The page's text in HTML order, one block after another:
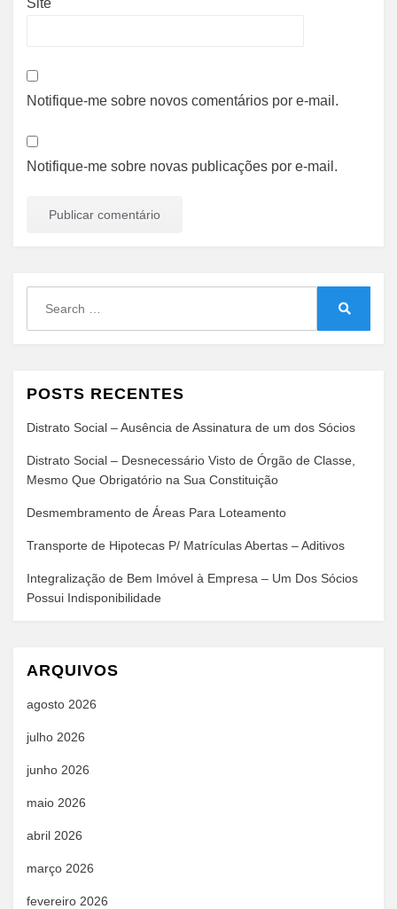
Site
Notifique-me sobre novos comentários por e-mail.
Notifique-me sobre novas publicações por e-mail.
POSTS RECENTES
Distrato Social – Ausência de Assinatura de um dos Sócios
Distrato Social – Desnecessário Visto de Órgão de Classe,
Mesmo Que Obrigatório na Sua Constituição
Desmembramento de Áreas Para Loteamento
Transporte de Hipotecas P/ Matrículas Abertas – Aditivos
Integralização de Bem Imóvel à Empresa – Um Dos Sócios
Possui Indisponibilidade
ARQUIVOS
agosto 2026
julho 2026
junho 2026
maio 2026
abril 2026
março 2026
fevereiro 2026